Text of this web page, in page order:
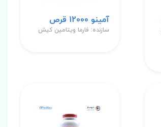
آمینو 12000 قرص
سازنده: فارما ویتامین کیش